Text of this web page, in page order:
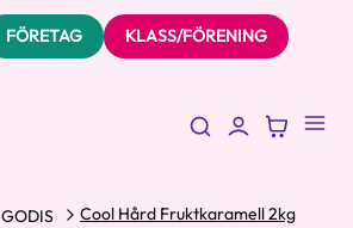
FÖRETAG KLASS/FÖRENING
GODIS Cool Hård Fruktkaramell 2kg